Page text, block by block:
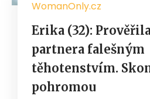
WomanOnly.cz
Erika (32):
partnera falešným
těhotenstvím.
pohromou